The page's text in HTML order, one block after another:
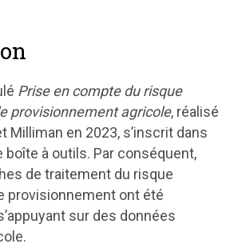
Prise en compte du risque
provisionnement agricole, réalisé
Milliman en 2023, s’inscrit dans
boîte à outils. Par conséquent,
de traitement du risque
provisionnement ont été
sur des données